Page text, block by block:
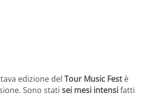
edizione del Tour Music Fest è
Sono stati sei mesi intensifatti